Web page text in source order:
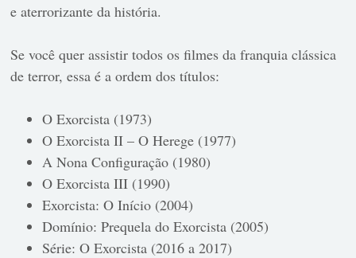
e aterrorizante da história.
Se você quer assistir todos os filmes da franquia clássica
de terror, essa é a ordem dos títulos:
O Exorcista (1973)
O Exorcista II – O Herege (1977)
A Nona Configuração (1980)
O Exorcista III (1990)
Exorcista: O Início (2004)
Domínio: Prequela do Exorcista (2005)
Série: O Exorcista (2016 a 2017)